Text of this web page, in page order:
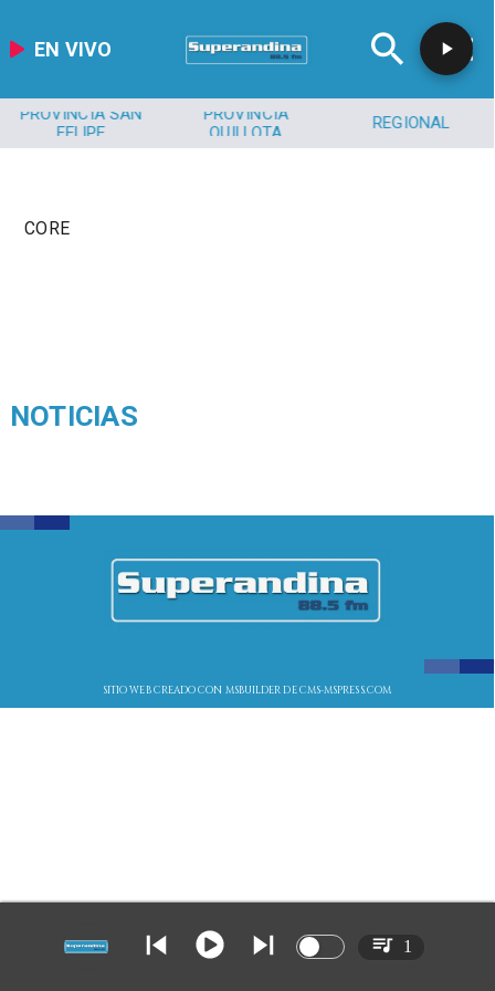
EN VIVO
PROVINCIA SAN
FELIPE
PROVINCIA
QUILLOTA
REGIONAL
CORE
NOTICIAS
SITIO WEB CREADO CON MSBUILDER DE CMS-MSPRESS.COM
1